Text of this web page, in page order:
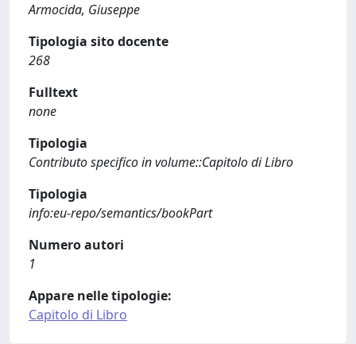
Armocida, Giuseppe
Tipologia sito docente
268
Fulltext
none
Tipologia
Contributo specifico in volume::Capitolo di Libro
Tipologia
info:eu-repo/semantics/bookPart
Numero autori
1
Appare nelle tipologie:
Capitolo di Libro